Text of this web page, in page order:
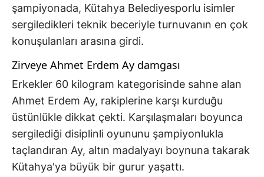
şampiyonada, Kütahya Belediyesporlu isimler
sergiledikleri teknik beceriyle turnuvanın en çok
konuşulanları arasına girdi.
Zirveye Ahmet Erdem Ay damgası
Erkekler 60 kilogram kategorisinde sahne alan
Ahmet Erdem Ay, rakiplerine karşı kurduğu
üstünlükle dikkat çekti. Karşılaşmaları boyunca
sergilediği disiplinli oyununu şampiyonlukla
taçlandıran Ay, altın madalyayı boynuna takarak
Kütahya'ya büyük bir gurur yaşattı.